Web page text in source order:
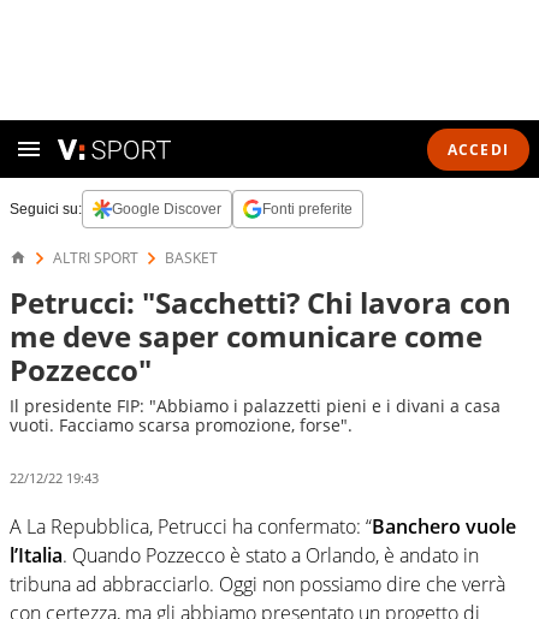
ACCEDI
Seguici su: Google Discover Fonti preferite
ALTRI SPORT BASKET
Petrucci: "Sacchetti? Chi lavora con
me deve saper comunicare come
Pozzecco"
Il presidente FIP: "Abbiamo i palazzetti pieni e i divani a casa
vuoti. Facciamo scarsa promozione, forse".
22/12/22 19:43
A La Repubblica, Petrucci ha confermato: “Banchero vuole
l’Italia. Quando Pozzecco è stato a Orlando, è andato in
tribuna ad abbracciarlo. Oggi non possiamo dire che verrà
con certezza, ma gli abbiamo presentato un progetto di